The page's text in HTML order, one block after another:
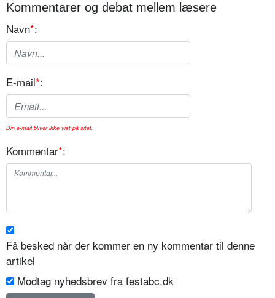
Kommentarer og debat mellem læsere
Navn*:
E-mail*:
Din e-mail bliver ikke vist på sitet.
Kommentar*:
Få besked når der kommer en ny kommentar til denne
artikel
Modtag nyhedsbrev fra festabc.dk